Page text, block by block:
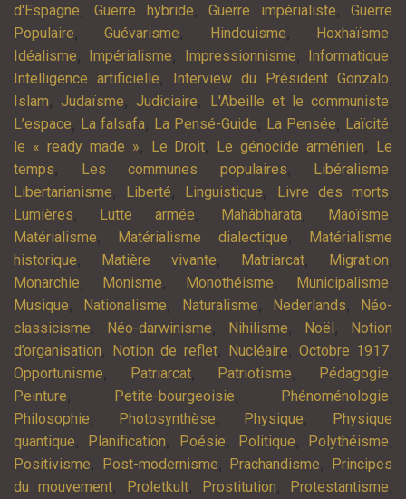
d'Espagne,Guerre hybride,Guerre impérialiste,Guerre
Populaire,Guévarisme, Hindouisme, Hoxhaïsme,
Idéalisme, Impérialisme, Impressionnisme, Informatique,
Intelligence artificielle, Interview du Président Gonzalo,
Islam, Judaïsme, Judiciaire, L'Abeille et le communiste,
L’espace, La falsafa, La Pensé-Guide, La Pensée, Laïcité,
le « ready made », Le Droit, Le génocide arménien,
Le
temps, Les communes populaires, Libéralisme,
Libertarianisme, Liberté, Linguistique, Livre des morts,
Lumières, Lutte armée, Mahâbhârata, Maoïsme,
Matérialisme, Matérialisme dialectique,
Matérialisme
historique, Matière vivante, Matriarcat, Migration,
Monarchie, Monisme, Monothéisme, Municipalisme,
Musique, Nationalisme, Naturalisme, Nederlands,
Néo-
classicisme, Néo-darwinisme, Nihilisme, Noël ,
Notion
d’organisation, Notion de reflet, Nucléaire, Octobre 1917,
Opportunisme, Patriarcat, Patriotisme, Pédagogie,
Peinture, Petite-bourgeoisie, Phénoménologie,
Philosophie, Photosynthèse, Physique,
Physique
quantique, Planification, Poésie, Politique, Polythéisme,
Positivisme, Post-modernisme, Prachandisme,
Principes
du mouvement, Proletkult, Prostitution, Protestantisme,